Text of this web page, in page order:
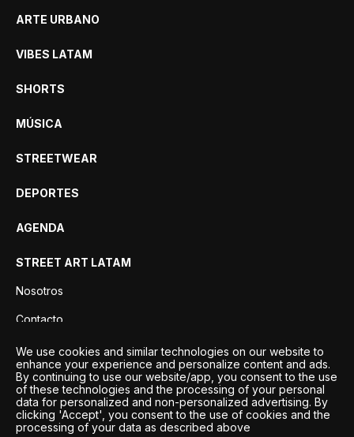
ARTE URBANO
VIBES LATAM
SHORTS
MÚSICA
STREETWEAR
DEPORTES
AGENDA
STREET ART LATAM
Nosotros
Contacto
Privacidad
We use cookies and similar technologies on our website to
enhance your experience and personalize content and ads.
By continuing to use our website/app, you consent to the use
of these technologies and the processing of your personal
data for personalized and non-personalized advertising. By
clicking 'Accept', you consent to the use of cookies and the
processing of your data as described above